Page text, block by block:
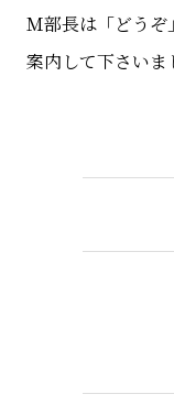
Ｍ部長は「どうぞ
案内して下さいま